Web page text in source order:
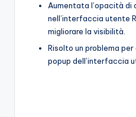
Aumentata l’opacità di
nell’interfaccia utente
migliorare la visibilità.
Risolto un problema
popup dell’interfaccia